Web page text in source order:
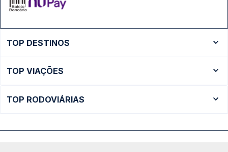
TOP DESTINOS
Ônibus São Paulo
TOP VIAÇÕES
TOP RODOVIÁRIAS